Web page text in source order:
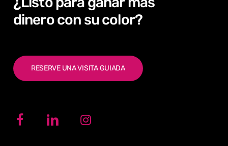
dinero con sucolor?
RESERVE UNA VISITA GUIADA